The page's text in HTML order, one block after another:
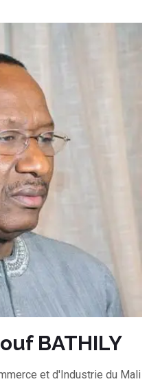
Abdoulaye
SEMAF SA